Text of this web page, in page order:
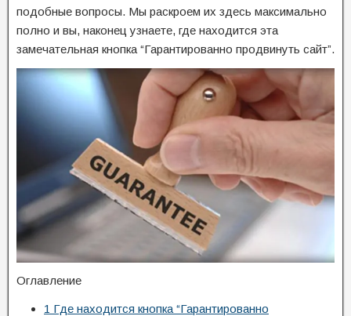
подобные вопросы. Мы раскроем их здесь максимально
полно и вы, наконец узнаете, где находится эта
замечательная кнопка “Гарантированно продвинуть сайт”.
Оглавление
1 Где находится кнопка “Гарантированно